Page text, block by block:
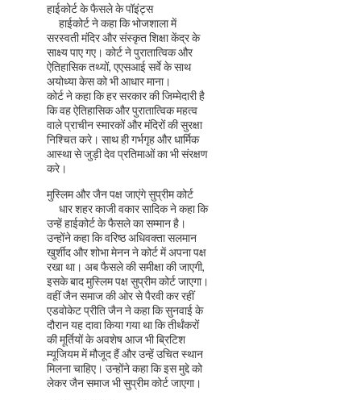
हाईकोर्ट के फैसले के पॉइंट्स
हाईकोर्ट ने कहा कि भोजशाला में
सरस्वती मंदिर और संस्कृत शिक्षा केंद्र के
साक्ष्य पाए गए। कोर्ट ने पुरातात्विक और
ऐतिहासिक तथ्यों, एएसआई सर्वे के साथ
अयोध्या केस को भी आधार माना।
कोर्ट ने कहा कि हर सरकार की जिम्मेदारी है
कि वह ऐतिहासिक और पुरातात्विक महत्व
वाले प्राचीन स्मारकों और मंदिरों की सुरक्षा
निश्चित करे। साथ ही गर्भगृह और धार्मिक
आस्था से जुड़ी देव प्रतिमाओं का भी संरक्षण
करे।
मुस्लिम और जैन पक्ष जाएंगे सुप्रीम कोर्ट
धार शहर काजी वकार सादिक ने कहा कि
उन्हें हाईकोर्ट के फैसले का सम्मान है।
उन्होंने कहा कि वरिष्ठ अधिवक्ता सलमान
खुर्शीद और शोभा मेनन ने कोर्ट में अपना पक्ष
रखा था। अब फैसले की समीक्षा की जाएगी,
इसके बाद मुस्लिम पक्ष सुप्रीम कोर्ट जाएगा।
वहीं जैन समाज की ओर से पैरवी कर रहीं
एडवोकेट प्रीति जैन ने कहा कि सुनवाई के
दौरान यह दावा किया गया था कि तीर्थंकरों
की मूर्तियों के अवशेष आज भी ब्रिटिश
म्यूजियम में मौजूद हैं और उन्हें उचित स्थान
मिलना चाहिए। उन्होंने कहा कि इस मुद्दे को
लेकर जैन समाज भी सुप्रीम कोर्ट जाएगा।